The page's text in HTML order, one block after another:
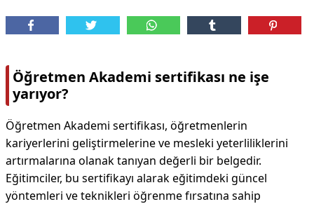
Öğretmen Akademi sertifikası ne işe
yarıyor?
Öğretmen Akademi sertifikası, öğretmenlerin
kariyerlerini geliştirmelerine ve mesleki yeterliliklerini
artırmalarına olanak tanıyan değerli bir belgedir.
Eğitimciler, bu sertifikayı alarak eğitimdeki güncel
yöntemleri ve teknikleri öğrenme fırsatına sahip